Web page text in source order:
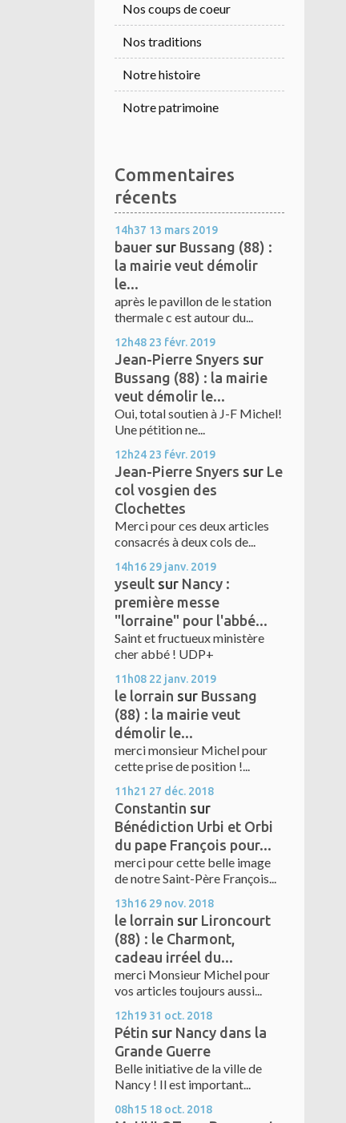
Nos coups de coeur
Nos traditions
Notre histoire
Notre patrimoine
Commentaires
récents
14h37 13 mars 2019
bauer sur Bussang (88) :
la mairie veut démolir
le...
après le pavillon de le station
thermale c est autour du...
12h48 23 févr. 2019
Jean-Pierre Snyers sur
Bussang (88) : la mairie
veut démolir le...
Oui, total soutien à J-F Michel!
Une pétition ne...
12h24 23 févr. 2019
Jean-Pierre Snyers sur Le
col vosgien des
Clochettes
Merci pour ces deux articles
consacrés à deux cols de...
14h16 29 janv. 2019
yseult sur Nancy :
première messe
"lorraine" pour l'abbé...
Saint et fructueux ministère
cher abbé ! UDP+
11h08 22 janv. 2019
le lorrain sur Bussang
(88) : la mairie veut
démolir le...
merci monsieur Michel pour
cette prise de position !...
11h21 27 déc. 2018
Constantin sur
Bénédiction Urbi et Orbi
du pape François pour...
merci pour cette belle image
de notre Saint-Père François...
13h16 29 nov. 2018
le lorrain sur Lironcourt
(88) : le Charmont,
cadeau irréel du...
merci Monsieur Michel pour
vos articles toujours aussi...
12h19 31 oct. 2018
Pétin sur Nancy dans la
Grande Guerre
Belle initiative de la ville de
Nancy ! Il est important...
08h15 18 oct. 2018